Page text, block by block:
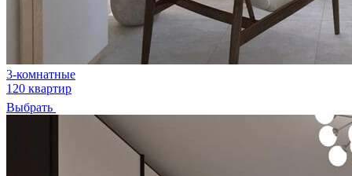
3-комнатные
120 квартир
Выбрать